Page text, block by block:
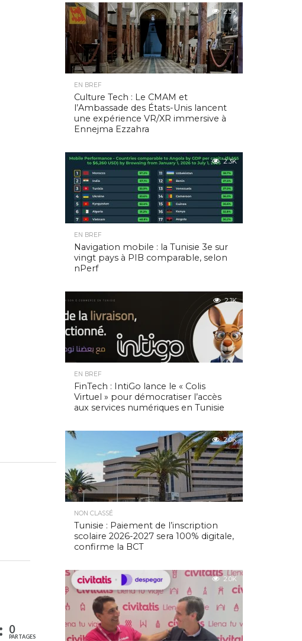
0
PARTAGES
2.5K
EN BREF
Culture Tech : Le CMAM et
l’Ambassade des États-Unis lancent
une expérience VR/XR immersive à
Ennejma Ezzahra
2.3K
EN BREF
Navigation mobile : la Tunisie 3e sur
vingt pays à PIB comparable, selon
nPerf
2.1K
EN BREF
FinTech : IntiGo lance le « Colis
Virtuel » pour démocratiser l’accès
aux services numériques en Tunisie
2.0K
NON CLASSÉ
Tunisie : Paiement de l’inscription
scolaire 2026-2027 sera 100% digitale,
confirme la BCT
2.0K